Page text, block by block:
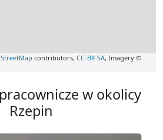
contributors, CC-BY-SA, Imagery ©
w okolicy
Rzepin